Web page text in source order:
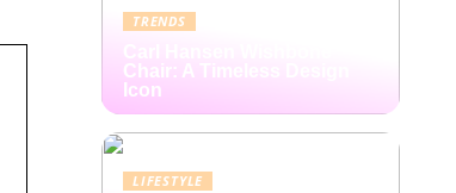
TRENDS
Chair: A Timeless Design
Icon
LIFESTYLE